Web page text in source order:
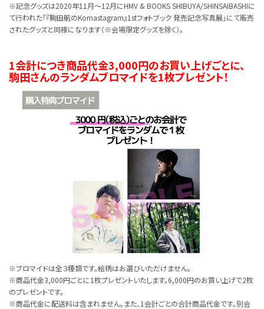
※記念グッズは2020年11月～12月にHMV & BOOKS SHIBUYA/SHINSAIBASHIに
て行われた「『駒田航のKomastagram』1stフォトブック 発売記念写真展」にて販売
されたグッズと同様になります（※会場限定グッズを除く）。
1会計につき商品代金3,000円のお買い上げごとに、
駒田さんのランダムブロマイドを1枚プレゼント！
※ブロマイドは全３種類です。絵柄はお選びいただけません。
※商品代金3,000円ごとに1枚プレゼントいたします。6,000円のお買い上げで2枚
のプレゼントです。
※商品代金に配送料は含まれません。また、1会計ごとの合計商品代金です。別会